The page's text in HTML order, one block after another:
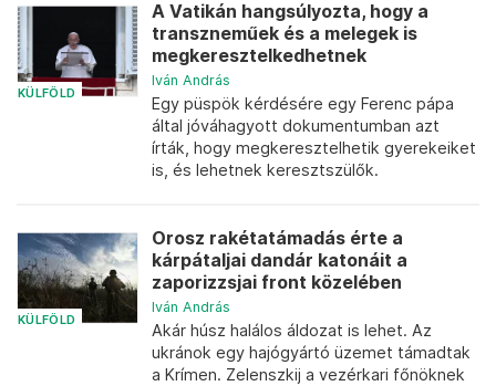
KÜLFÖLD
A Vatikán hangsúlyozta, hogy a
transzneműek és a melegek is
megkeresztelkedhetnek
Iván András
Egy püspök kérdésére egy Ferenc pápa
által jóváhagyott dokumentumban azt
írták, hogy megkeresztelhetik gyerekeiket
is, és lehetnek keresztszülők.
KÜLFÖLD
Orosz rakétatámadás érte a
kárpátaljai dandár katonáit a
zaporizzsjai front közelében
Iván András
Akár húsz halálos áldozat is lehet. Az
ukránok egy hajógyártó üzemet támadtak
a Krímen. Zelenszkij a vezérkari főnöknek